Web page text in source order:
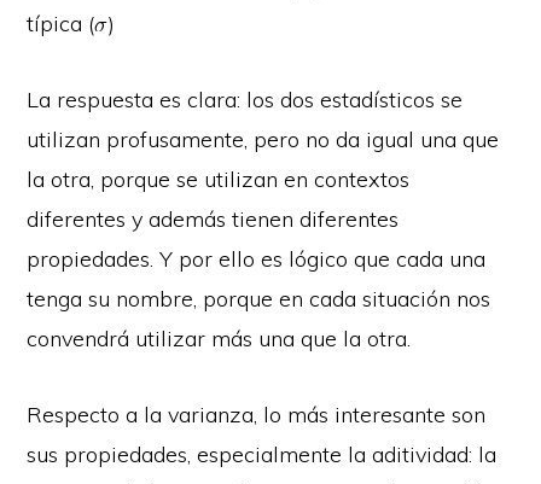
típica ( )
La respuesta es clara: los dos estadísticos se
utilizan profusamente, pero no da igual una que
la otra, porque se utilizan en contextos
diferentes y además tienen diferentes
propiedades. Y por ello es lógico que cada una
tenga su nombre, porque en cada situación nos
convendrá utilizar más una que la otra.
Respecto a la varianza, lo más interesante son
sus propiedades, especialmente la aditividad: la